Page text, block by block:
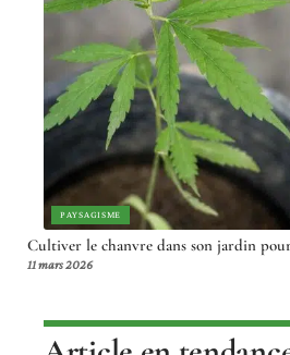
PAYSAGISME
Cultiver le chanvre dans son jardin
11 mars 2026